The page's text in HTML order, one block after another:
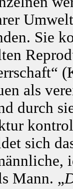
Sie
als
durch
sich
Mann. „